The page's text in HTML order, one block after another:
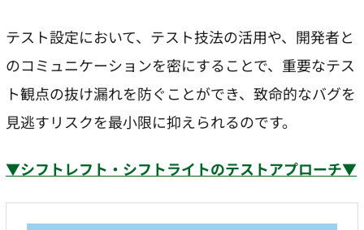
テスト設定において、テスト技法の活用や、開発者と
のコミュニケーションを密にすることで、重要なテス
ト観点の抜け漏れを防ぐことができ、致命的なバグを
見逃すリスクを最小限に抑えられるのです。
▼シフトレフト・シフトライトのテストアプローチ▼